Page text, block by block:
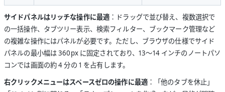
サイドパネルはリッチな操作に最適 ：ドラッグで並び替え、複数選択で
の一括操作、タブツリー表示、検索フィルター、ブックマーク管理など
の複雑な操作にはパネルが必要です。ただし、ブラウザの仕様でサイド
パネルの最小幅は 360px に固定されており、13〜14 インチのノートパソ
コンでは画面の約 4 分の 1 を占有します。
右クリックメニューはスペースゼロの操作に最適：「他のタブを休止」